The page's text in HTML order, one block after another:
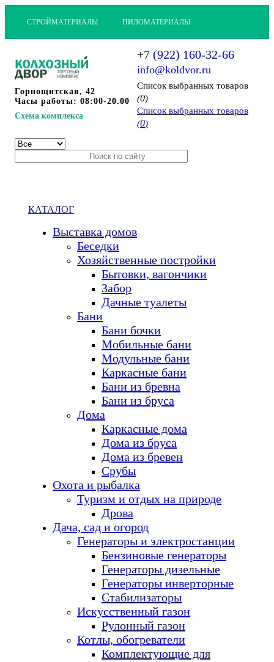
СТРОЙМАТЕРИАЛЫ ПИЛОМАТЕРИАЛЫ
Горнощитская, 42
Часы работы: 08:00-20.00
Схема комплекса
+7 (922) 160-32-66
info@koldvor.ru
Cписок выбранных товаров
(0)
Cписок выбранных товаров
(0)
КАТАЛОГ
Выставка домов
Беседки
Хозяйственные постройки
Бытовки, вагончики
Забор
Дачные туалеты
Бани
Бани бочки
Мобильные бани
Модульные бани
Каркасные бани
Бани из бревна
Бани из бруса
Дома
Каркасные дома
Дома из бруса
Дома из бревен
Срубы
Охота и рыбалка
Туризм и отдых на природе
Дрова
Дача, сад и огород
Генераторы и электростанции
Бензиновые генераторы
Генераторы дизельные
Генераторы инверторные
Стабилизаторы
Искусственный газон
Рулонный газон
Котлы, обогреватели
Комплектующие для